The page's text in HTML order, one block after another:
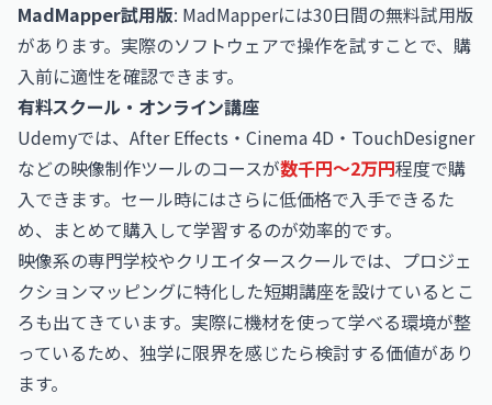
MadMapper試用版: MadMapperには30日間の無料試用版
があります。実際のソフトウェアで操作を試すことで、購
入前に適性を確認できます。
有料スクール・オンライン講座
Udemyでは、After Effects・Cinema 4D・TouchDesigner
などの映像制作ツールのコースが数千円〜2万円程度で購
入できます。セール時にはさらに低価格で入手できるた
め、まとめて購入して学習するのが効率的です。
映像系の専門学校やクリエイタースクールでは、プロジェ
クションマッピングに特化した短期講座を設けているとこ
ろも出てきています。実際に機材を使って学べる環境が整
っているため、独学に限界を感じたら検討する価値があり
ます。